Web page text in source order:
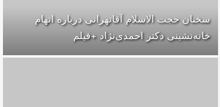
سخنان حجت الاسلام آقاتهرانی درباره اتهام
خانه‌نشینی دکتر احمدی‌نژاد +فیلم